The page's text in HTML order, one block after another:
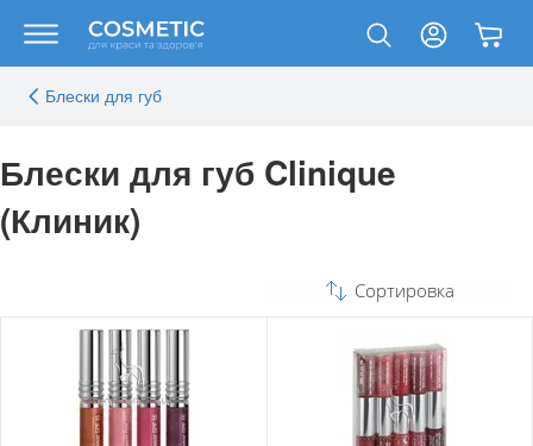
Блески для губ
Блески для губ Clinique
(Клиник)
Сортировка